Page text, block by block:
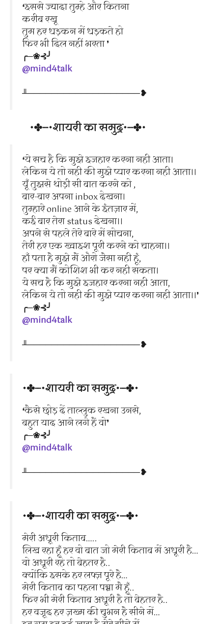
❛इससे ज्यादा तुम्हे और कितना
करीब रखू
तुम हर धड़कन में धड़कते हो
फिर भी दिल नहीं भरता ❜
╭─❀⊰╯
@mind4talk
╨───────────────────❥
•✤┈•शायरी का समुद्र•┈✤•
❛ये सच है कि मुझे इजहार करना नही आता।
लेकिन ये तो नही की मुझे प्यार करना नही आता।।
यूँ तुझसे थोड़ी सी बात करने को ,
बार-बार अपना inbox देखना।
तुम्हारे online आने के इंतज़ार में,
कई बार तेरा status देखना।।
अपने से पहले तेरे बारे में सोचना,
तेरी हर एक ख्वाइश पूरी करने को चाहना।।
हाँ पता है मुझे मैं औरो जैसा नही हूं,
पर क्या मैं कोशिश भी कर नही सकता।
ये सच है कि मुझे इजहार करना नही आता,
लेकिन ये तो नही की मुझे प्यार करना नही आता।।❜
╭─❀⊰╯
@mind4talk
╨───────────────────❥
•✤┈•शायरी का समुद्र•┈✤•
❛कैसे छोड़ दें ताल्लुक रखना उनसे,
बहुत याद आने लगे हैं वो❜
╭─❀⊰╯
@mind4talk
╨───────────────────❥
•✤┈•शायरी का समुद्र•┈✤•
मेरी अधूरी किताब…..
लिख रहा हूँ हर वो बात जो मेरी किताब में अधूरी है…
वो अधूरी रहे तो बेहतर है..
क्योंकि इसके हर लफ्ज़ पूरे है…
मेरी किताब का पहला पन्ना मै हूँ..
फिर भी मेरी किताब अधूरी है तो बेहतर है..
हर वजूद हर ज़ख्म की चुभन है सीने में…